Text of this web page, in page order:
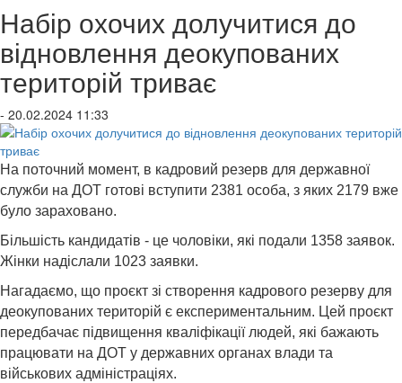
Набір охочих долучитися до
відновлення деокупованих
територій триває
- 20.02.2024 11:33
На поточний момент, в кадровий резерв для державної
служби на ДОТ готові вступити 2381 особа, з яких 2179 вже
було зараховано.
Більшість кандидатів - це чоловіки, які подали 1358 заявок.
Жінки надіслали 1023 заявки.
Нагадаємо, що проєкт зі створення кадрового резерву для
деокупованих територій є експериментальним. Цей проєкт
передбачає підвищення кваліфікації людей, які бажають
працювати на ДОТ у державних органах влади та
військових адміністраціях.